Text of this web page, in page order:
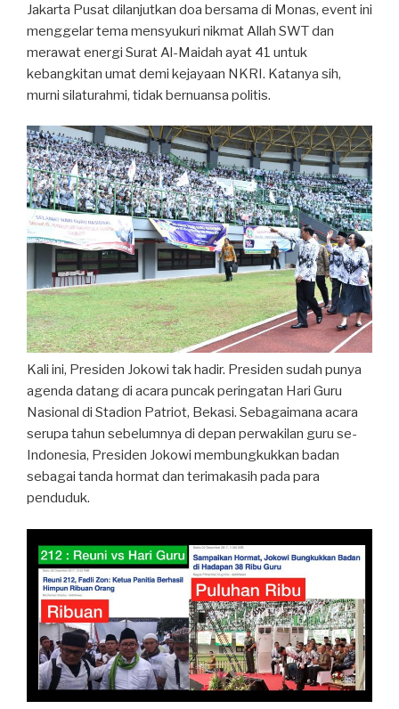
Jakarta Pusat dilanjutkan doa bersama di Monas, event ini
menggelar tema mensyukuri nikmat Allah SWT dan
merawat energi Surat Al-Maidah ayat 41 untuk
kebangkitan umat demi kejayaan NKRI. Katanya sih,
murni silaturahmi, tidak bernuansa politis.
Kali ini, Presiden Jokowi tak hadir. Presiden sudah punya
agenda datang di acara puncak peringatan Hari Guru
Nasional di Stadion Patriot, Bekasi. Sebagaimana acara
serupa tahun sebelumnya di depan perwakilan guru se-
Indonesia, Presiden Jokowi membungkukkan badan
sebagai tanda hormat dan terimakasih pada para
penduduk.